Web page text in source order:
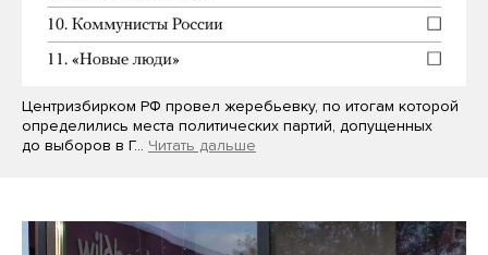
Центризбирком РФ провел жеребьевку, по итогам которой
определились места политических партий, допущенных
до выборов в Г… Читать дальше